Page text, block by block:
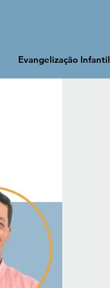
Evangelização Infantil